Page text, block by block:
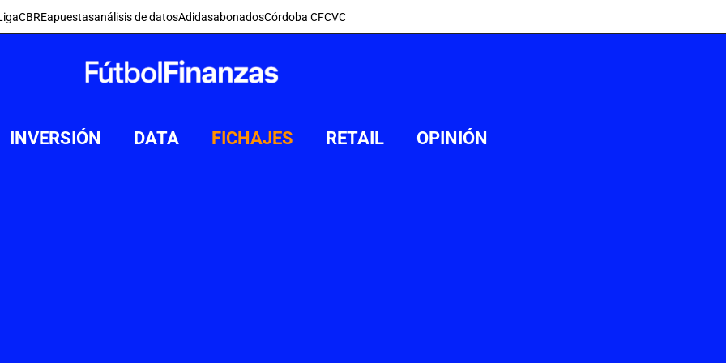
CBREapuestasanálisis de datosAdidasabonadosCórdoba CFCVC
INVERSIÓN DATA FICHAJES RETAIL OPINIÓN